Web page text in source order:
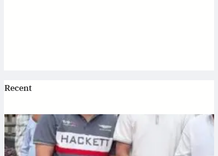
Recent
Jagannath: एटी पैलेस में भगवान जगन्नाथ की स्थापना, डिप्टी सीएम
अरुण साव ने रथ यात्रा को दिखाई हरी झंडी
July 10, 2026.Ronit Sharma